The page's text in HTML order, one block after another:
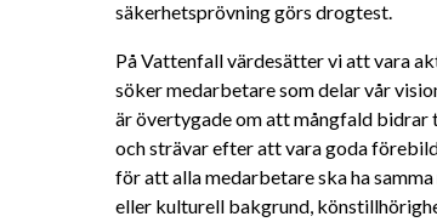
säkerhetsprövning görs drogtest.
På Vattenfall värdesätter vi att vara
söker medarbetare som delar vår
är övertygade om att mångfald
och strävar efter att vara goda
för att alla medarbetare ska ha
eller kulturell bakgrund,